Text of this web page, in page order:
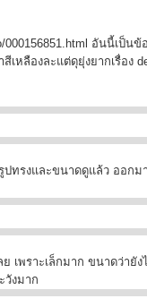
000156851.html อันนี้เป็น
เหลืองละแต่ดุยุ่งยากเรื่อง
ปทรงและขนาดดูแล้ว ออก
เพราะเล็กมาก ขนาดว่ายั
วังมาก